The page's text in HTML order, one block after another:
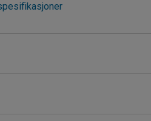
plassbesparende lagring.